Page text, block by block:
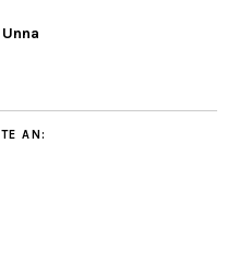
AN: